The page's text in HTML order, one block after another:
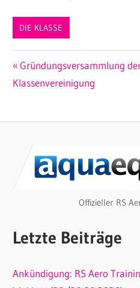
DIE KLASSE
Vorheriger
Beitrag:
Gründungsversammlung
Klassenvereinigung
Offizieller RS
Letzte Beiträge
Ankündigung: RS Aero